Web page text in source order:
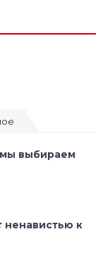
выбираем
ненавистью к